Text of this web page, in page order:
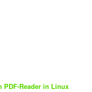
PDF-Reader in Linux